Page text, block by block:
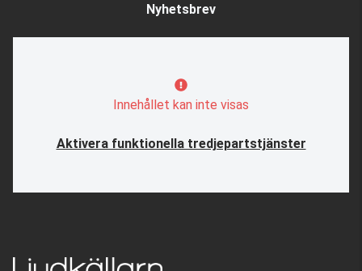
Nyhetsbrev
Innehållet kan inte visas
Aktivera funktionella tredjepartstjänster